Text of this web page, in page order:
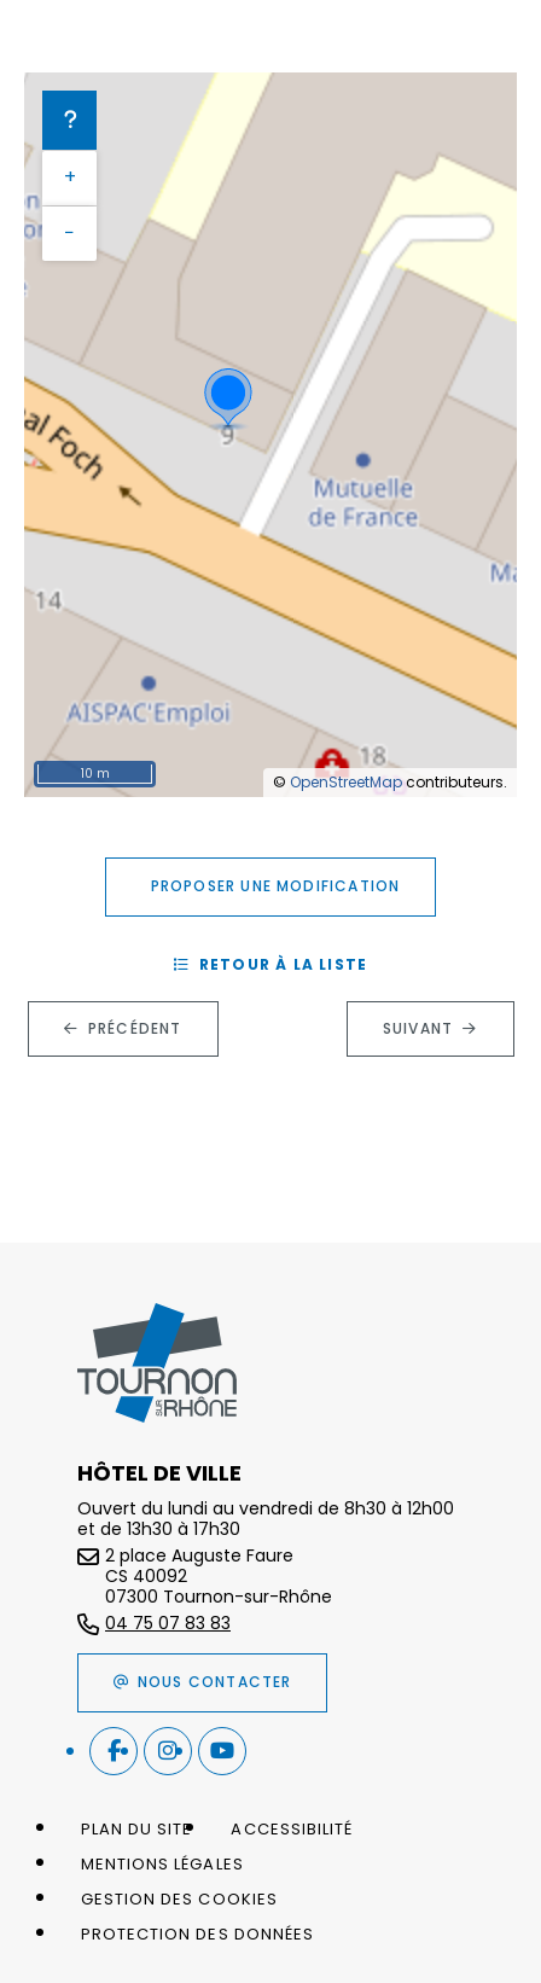
+
−
© OpenStreetMapcontributeurs.
10 m
PROPOSER UNE MODIFICATION
PRÉCÉDENT
RETOUR À LA LISTE
SUIVANT
HÔTEL DE VILLE
Ouvert du lundi au vendredi de 8h30 à 12h00
et de 13h30 à 17h30
2 place Auguste Faure
CS 40092
07300 Tournon-sur-Rhône
04 75 07 83 83
NOUS CONTACTER
PLAN DU SITE
ACCESSIBILITÉ
MENTIONS LÉGALES
GESTION DES COOKIES
PROTECTION DES DONNÉES